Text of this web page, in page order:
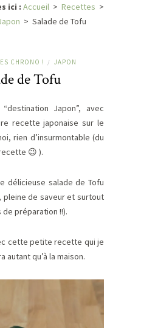
ici : Accueil >Recettes >
> Salade de Tofu
CHRONO ! / JAPON
de Tofu
“destination Japon”, avec
recette japonaise sur le
rien d’insurmontable (du
😉 ).
délicieuse salade de Tofu
pleine de saveur et surtout
préparation !!).
cette petite recette qui je
autant qu’à la maison.